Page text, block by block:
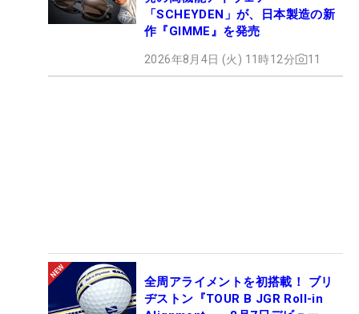
「SCHEYDEN」が、日本製造の新
作『GIMME』を発売
2026年8月4日 (火) 11時12分 11
全周アライメントを初搭載！ ブリ
ヂストン『TOUR B JGR Roll-in